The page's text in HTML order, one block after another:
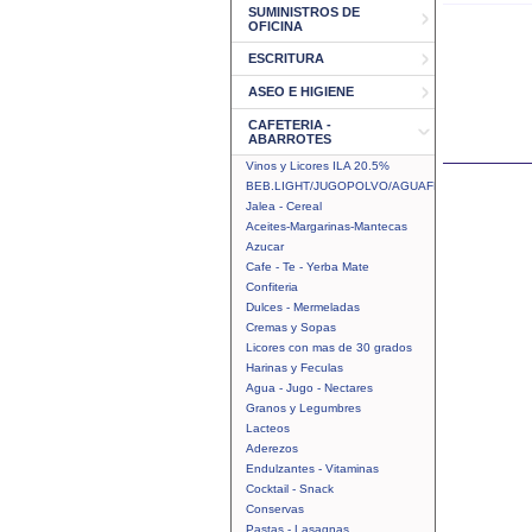
SUMINISTROS DE
OFICINA
ESCRITURA
ASEO E HIGIENE
CAFETERIA -
ABARROTES
Vinos y Licores ILA 20.5%
BEB.LIGHT/JUGOPOLVO/AGUAFRUTAL
Jalea - Cereal
Aceites-Margarinas-Mantecas
Azucar
Cafe - Te - Yerba Mate
Confiteria
Dulces - Mermeladas
Cremas y Sopas
Licores con mas de 30 grados
Harinas y Feculas
Agua - Jugo - Nectares
Granos y Legumbres
Lacteos
Aderezos
Endulzantes - Vitaminas
Cocktail - Snack
Conservas
Pastas - Lasagnas